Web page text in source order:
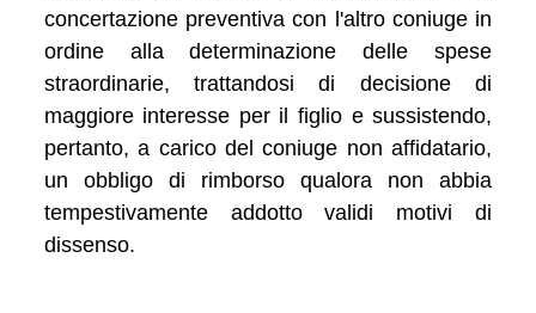
concertazione preventiva con l'altro coniuge in
ordine alla determinazione delle spese
straordinarie, trattandosi di decisione di
maggiore interesse per il figlio e sussistendo,
pertanto, a carico del coniuge non affidatario,
un obbligo di rimborso qualora non abbia
tempestivamente addotto validi motivi di
dissenso.